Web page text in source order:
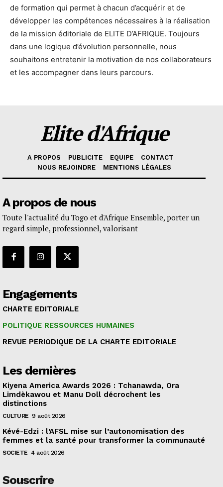
de formation qui permet à chacun d’acquérir et de
développer les compétences nécessaires à la réalisation
de la mission éditoriale de ELITE D’AFRIQUE. Toujours
dans une logique d’évolution personnelle, nous
souhaitons entretenir la motivation de nos collaborateurs
et les accompagner dans leurs parcours.
Elite d'Afrique
A PROPOS PUBLICITE EQUIPE
CONTACT
NOUS REJOINDRE
MENTIONS LÉGALES
A propos de nous
Toute l'actualité du Togo et d'Afrique Ensemble, porter un
regard simple, professionnel, valorisant
Engagements
CHARTE EDITORIALE
POLITIQUE RESSOURCES HUMAINES
REVUE PERIODIQUE DE LA CHARTE EDITORIALE
Les dernières
Kiyena America Awards 2026 : Tchanawda, Ora
Limdèkawou et Manu Doll décrochent les
distinctions
CULTURE 9 août 2026
Kévé-Edzi : l’AFSL mise sur l’autonomisation des
femmes et la santé pour transformer la communauté
SOCIETE 4 août 2026
Souscrire